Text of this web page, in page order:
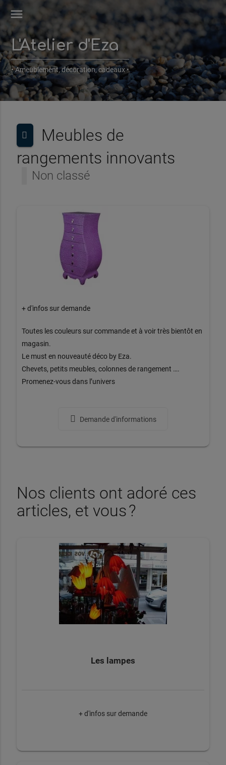
menu
L'Atelier d'Eza
• Ameublement, décoration, cadeaux •
Meubles de
rangements innovants
Non classé
+ d'infos sur demande
Toutes les couleurs sur commande et à voir très bientôt en
magasin.
Le must en nouveauté déco by Eza.
Chevets, petits meubles, colonnes de rangement ….
Promenez-vous dans l’univers
Demande d'informations
Nos clients ont adoré ces
articles, et vous ?
Les lampes
+ d'infos sur demande